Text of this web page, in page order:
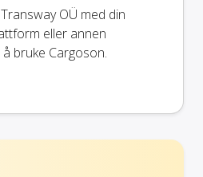
OÜ med din
eller annen
bruke Cargoson.